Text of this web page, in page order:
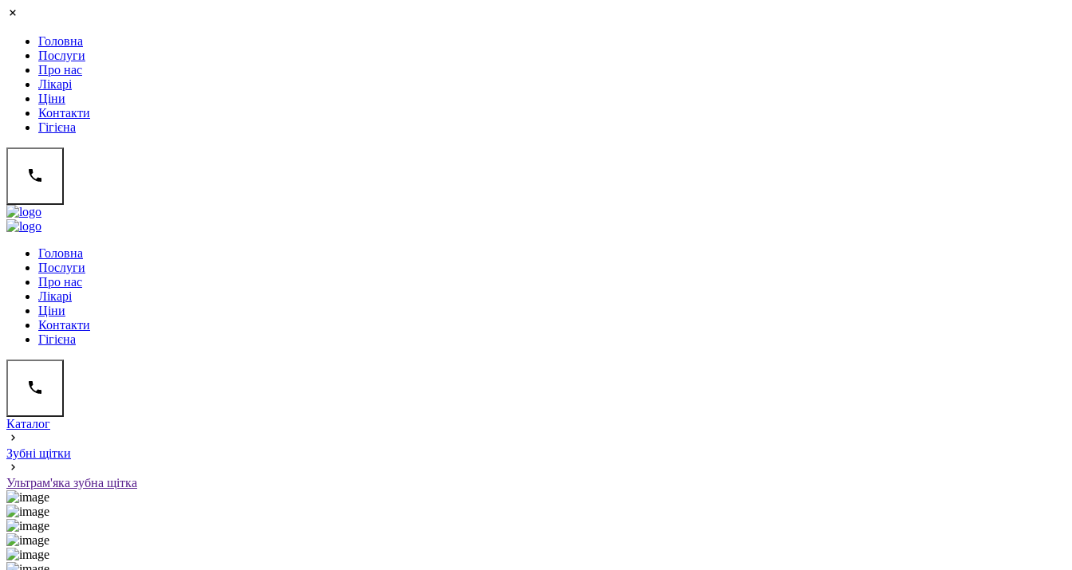
Головна
Послуги
Про нас
Лікарі
Ціни
Контакти
Гігієна
Головна
Послуги
Про нас
Лікарі
Ціни
Контакти
Гігієна
Каталог
Зубні щітки
Ультрам'яка зубна щітка